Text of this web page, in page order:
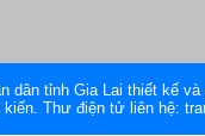
dân tỉnh Gia Lai thiết kế và
kiến. Thư điện tử liên hệ: